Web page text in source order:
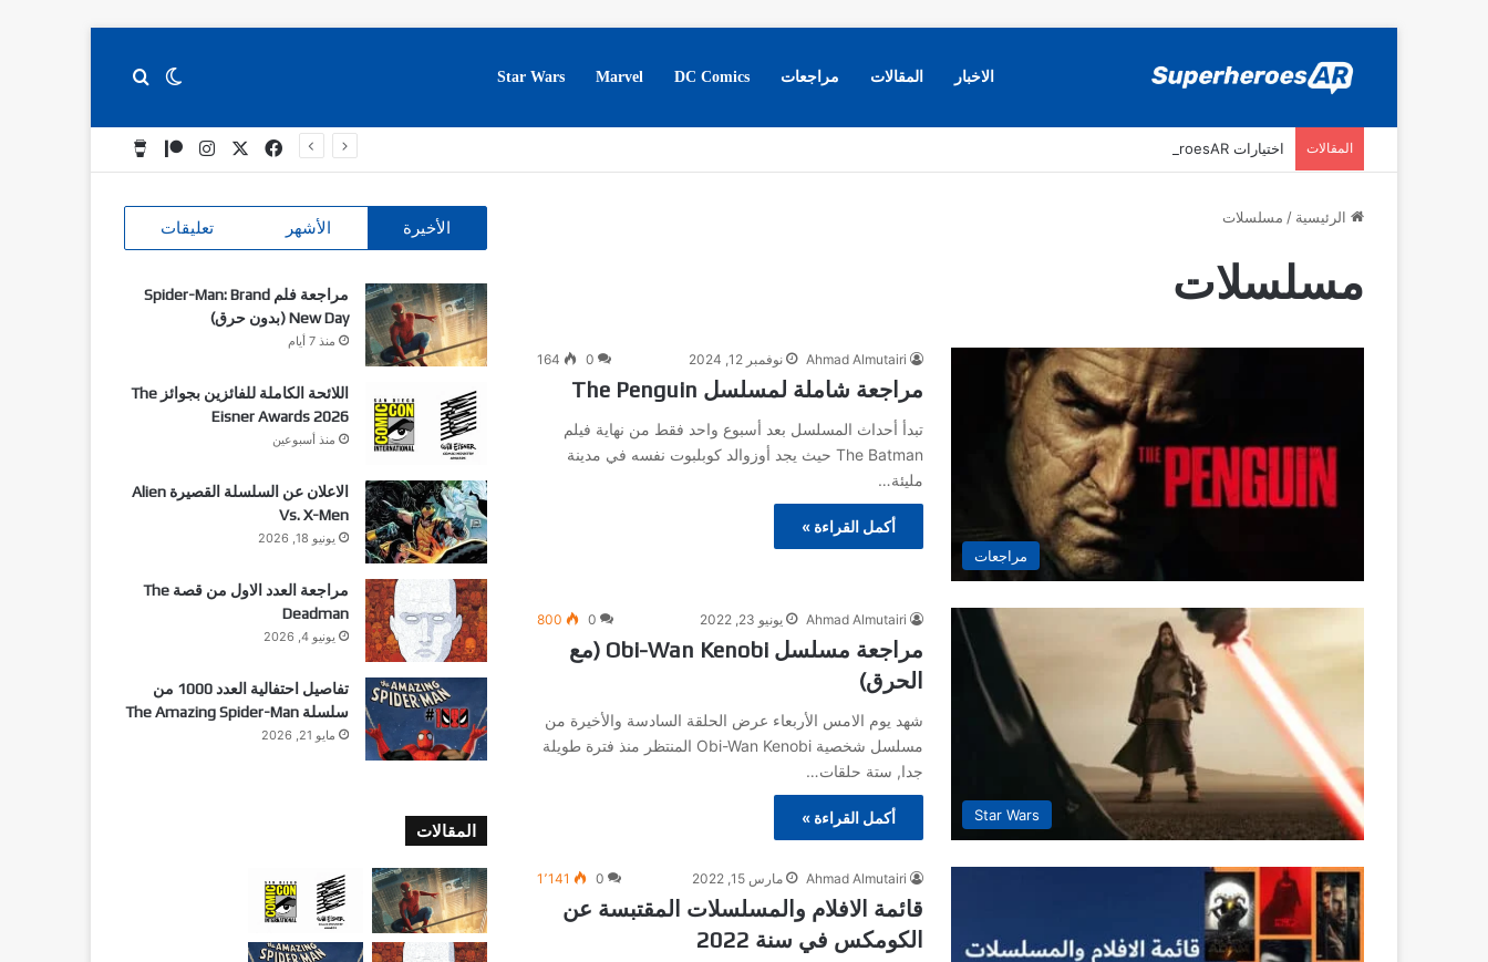
الاخبار المقالات مراجعات DC Comics
Marvel
Star Wars الوضع المظلم
المقالات اختيارات SuperheroesAR لافضل اصدارات كومكس جديدة في سنة 2025 فيسبوك انستقرام‫Patreon
الرئيسية / مسلسلات
مسلسلات
مراجعات
Ahmad Almutairi نوفمبر 12, 2024 0
164
مراجعة شاملة لمسلسل The Penguin
تبدأ أحداث المسلسل بعد أسبوع واحد فقط من نهاية فيلم
The Batman حيث يجد أوزوالد كوبلبوت نفسه في مدينة
مليئة…
أكمل القراءة »
Star Wars
Ahmad Almutairi يونيو 23, 2022 0
800
مراجعة مسلسل Obi-Wan Kenobi (مع
الحرق)
شهد يوم الامس الأربعاء عرض الحلقة السادسة والأخيرة من
مسلسل شخصية Obi-Wan Kenobi المنتظر منذ فترة طويلة
جدا, ستة حلقات…
أكمل القراءة »
Ahmad Almutairi مارس 15, 2022 0 1٬141
قائمة الافلام والمسلسلات المقتبسة عن
الكومكس في سنة 2022
الأخيرة الأشهر تعليقات
مراجعة فلم Spider-Man: Brand
New Day (بدون حرق)
منذ 7 أيام
اللائحة الكاملة للفائزين بجوائز The
Eisner Awards 2026
منذ أسبوعين
الاعلان عن السلسلة القصيرة Alien
Vs. X-Men
يونيو 18, 2026
مراجعة العدد الاول من قصة The
Deadman
يونيو 4, 2026
تفاصيل احتفالية العدد 1000 من
سلسلة The Amazing Spider-Man
مايو 21, 2026
المقالات